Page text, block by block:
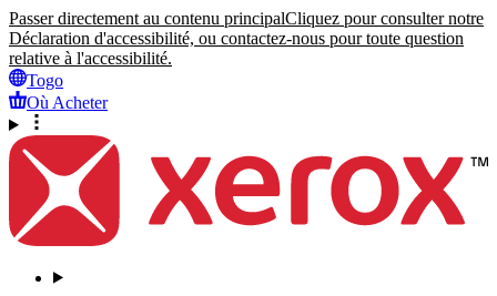
Passer directement au contenu principalCliquez pour consulter notre
Déclaration d'accessibilité, ou contactez-nous pour toute question
relative à l'accessibilité.
Togo
Où Acheter